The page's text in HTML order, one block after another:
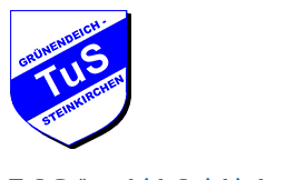
Zum
springen